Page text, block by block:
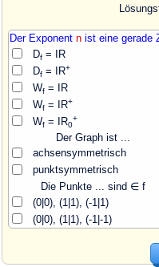
Der Exponent n ist eine gerade
Df= IR
Df= IR+
Wf= IR
Wf= IR+
Wf= IR0
+
Der Graph ist ...
achsensymmetrisch
punktsymmetrisch
Die Punkte ... sind ∈ f
(0|0), (1|1), (-1|1)
(0|0), (1|1), (-1|-1)